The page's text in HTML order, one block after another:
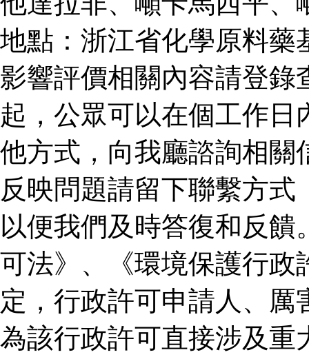
地點：浙江省化學原料藥
影響評價相關內容請登錄
起，公眾可以在個工作
他方式，向我廳諮詢相關
反映問題請留下聯繫方
以便我們及時答復和反
可法》、《環境保護行政
定，行政許可申請人、
為該行政許可直接涉及重